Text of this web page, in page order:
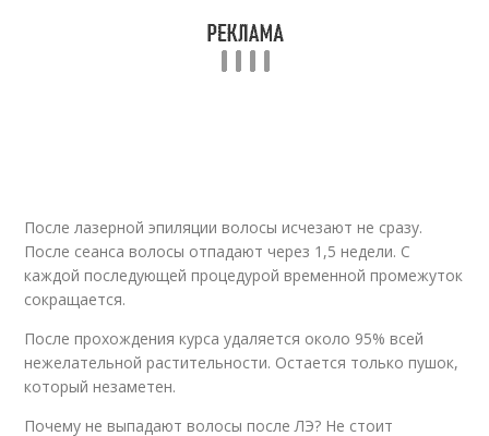
После лазерной эпиляции волосы исчезают не сразу.
После сеанса волосы отпадают через 1,5 недели. С
каждой последующей процедурой временной промежуток
сокращается.
После прохождения курса удаляется около 95% всей
нежелательной растительности. Остается только пушок,
который незаметен.
Почему не выпадают волосы после ЛЭ? Не стоит